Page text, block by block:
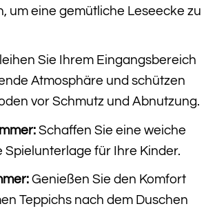
um eine gemütliche Leseecke zu
Sie Ihrem Eingangsbereich
Atmosphäre und schützen
vor Schmutz und Abnutzung.
Schaffen Sie eine weiche
Spielunterlage für Ihre Kinder.
Genießen Sie den Komfort
Teppichs nach dem Duschen